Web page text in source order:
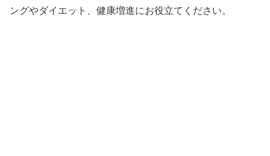
ングやダイエット、健康増進にお役立てください。